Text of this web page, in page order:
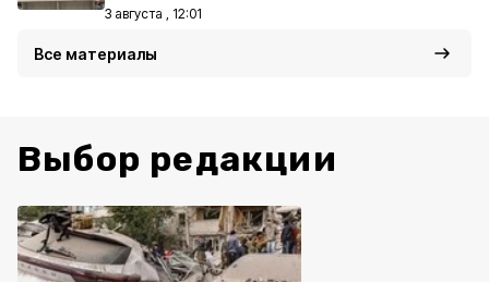
3 августа , 12:01
Все материалы
Выбор редакции